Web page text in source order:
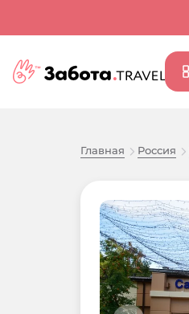
Главная Россия